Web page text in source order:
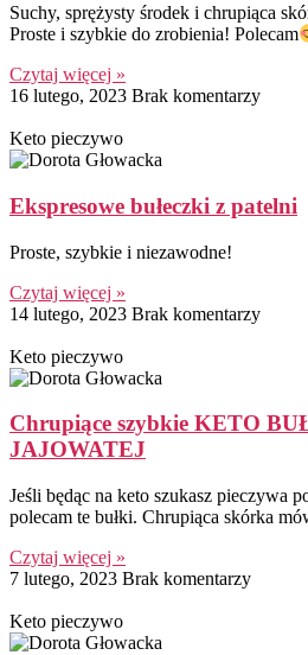
Suchy, sprężysty środek i chrupiąca
Proste i szybkie do zrobienia! Polecam
Czytaj więcej »
16 lutego, 2023 Brak komentarzy
Keto pieczywo
Ekspresowe bułeczki z patelni
Proste, szybkie i niezawodne!
Czytaj więcej »
14 lutego, 2023 Brak komentarzy
Keto pieczywo
Chrupiące szybkie KETO
JAJOWATEJ
Jeśli będąc na keto szukasz pieczywa
polecam te bułki. Chrupiąca skórka
Czytaj więcej »
7 lutego, 2023 Brak komentarzy
Keto pieczywo